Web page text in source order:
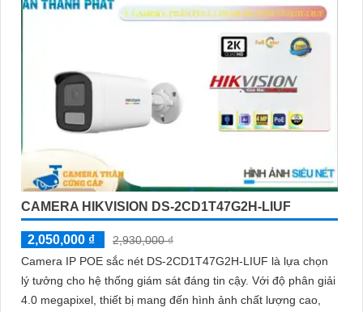
CAMERA HIKVISION DS-2CD1T47G2H-LIUF
2,050,000 ₫
2,930,000 ₫
Camera IP POE sắc nét DS-2CD1T47G2H-LIUF là lựa chọn
lý tưởng cho hệ thống giám sát đáng tin cậy. Với độ phân giải
4.0 megapixel, thiết bị mang đến hình ảnh chất lượng cao,